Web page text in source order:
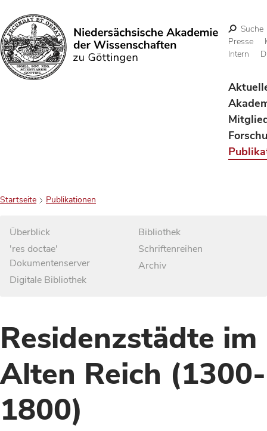
Suchen
Suche
Presse
Intern
Startseite Publikationen
Überblick
'res doctae'
Dokumentenserver
Digitale Bibliothek
Bibliothek
Schriftenreihen
Archiv
Residenzstädte im
Alten Reich (1300-
1800)